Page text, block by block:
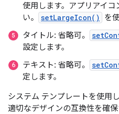
使用します。アプリアイ
い。
setLargeIcon()
を
タイトル: 省略可。
設定します。
テキスト: 省略可。
定します。
システム テンプレートを使用
適切なデザインの互換性を確